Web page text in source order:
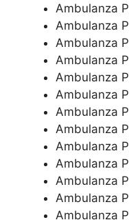
Ambulanza
Ambulanza
Ambulanza
Ambulanza
Ambulanza
Ambulanza
Ambulanza
Ambulanza
Ambulanza
Ambulanza
Ambulanza
Ambulanza
Ambulanza